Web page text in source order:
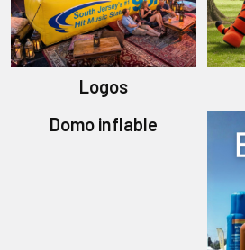
Logos
Domo inflable